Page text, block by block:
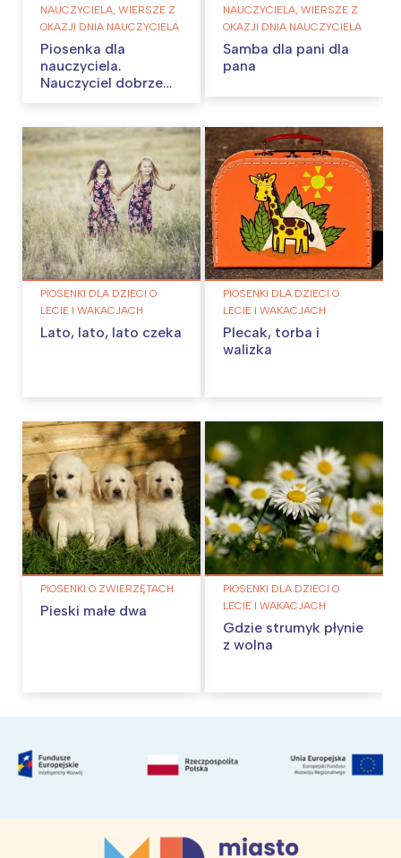
NAUCZYCIELA, WIERSZE Z
OKAZJI DNIA NAUCZYCIELA
Piosenka dla
nauczyciela.
Nauczyciel dobrze
NAUCZYCIELA, WIERSZE Z
OKAZJI DNIA NAUCZYCIELA
Samba dla pani dla
pana
PIOSENKI DLA DZIECI O
LECIE I WAKACJACH
Lato, lato, lato czeka
PIOSENKI DLA DZIECI O
LECIE I WAKACJACH
Plecak, torba i
walizka
PIOSENKI O ZWIERZĘTACH
Pieski małe dwa
PIOSENKI DLA DZIECI O
LECIE I WAKACJACH
Gdzie strumyk płynie
z wolna